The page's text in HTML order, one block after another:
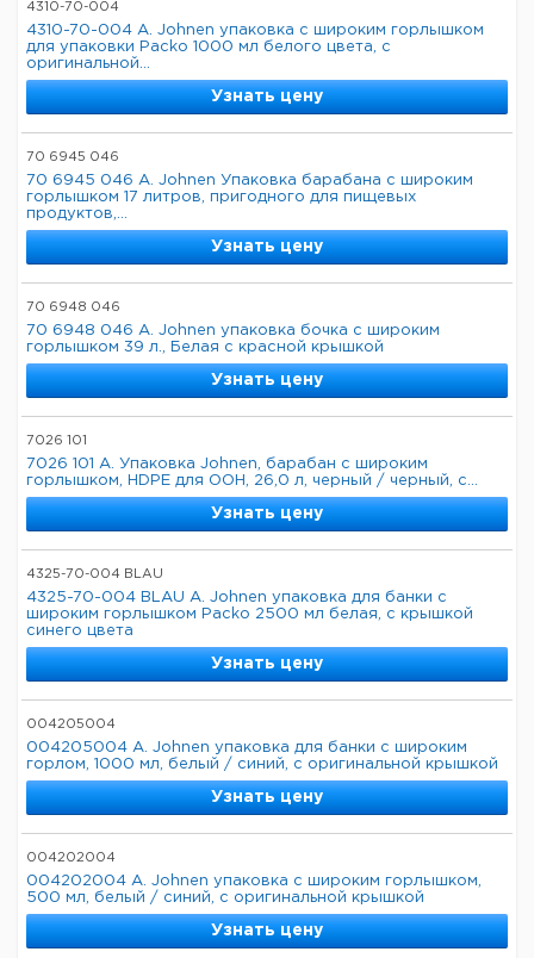
4310-70-004
4310-70-004 A. Johnen упаковка с широким горлышком
для упаковки Packo 1000 мл белого цвета, с
оригинальной...
Узнать цену
70 6945 046
70 6945 046 A. Johnen Упаковка барабана с широким
горлышком 17 литров, пригодного для пищевых
продуктов,...
Узнать цену
70 6948 046
70 6948 046 A. Johnen упаковка бочка с широким
горлышком 39 л., Белая с красной крышкой
Узнать цену
7026 101
7026 101 A. Упаковка Johnen, барабан с широким
горлышком, HDPE для ООН, 26,0 л, черный / черный, с...
Узнать цену
4325-70-004 BLAU
4325-70-004 BLAU A. Johnen упаковка для банки с
широким горлышком Packo 2500 мл белая, с крышкой
синего цвета
Узнать цену
004205004
004205004 A. Johnen упаковка для банки с широким
горлом, 1000 мл, белый / синий, с оригинальной крышкой
Узнать цену
004202004
004202004 A. Johnen упаковка с широким горлышком,
500 мл, белый / синий, с оригинальной крышкой
Узнать цену